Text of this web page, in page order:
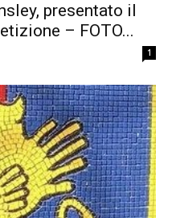
presentato il
– FOTO...
1